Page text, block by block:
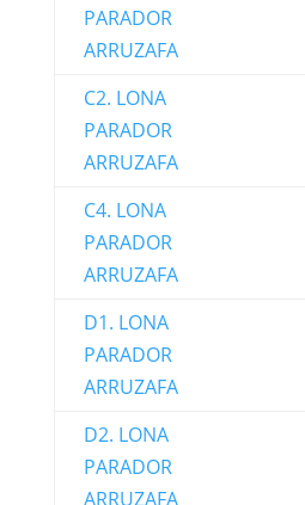
PARADOR
ARRUZAFA
C2. LONA
PARADOR
ARRUZAFA
C4. LONA
PARADOR
ARRUZAFA
D1. LONA
PARADOR
ARRUZAFA
D2. LONA
PARADOR
ARRUZAFA